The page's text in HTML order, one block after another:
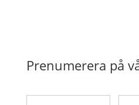
Prenumerera på